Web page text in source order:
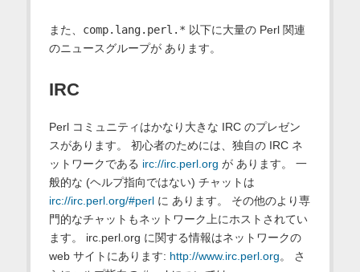
また、 comp.lang.perl.* 以下に大量の Perl 関連
のニュースグループが あります。
IRC
Perl コミュニティはかなり大きな IRC のプレゼン
スがあります。 初心者のためには、独自の IRC ネ
ットワークである irc://irc.perl.org が あります。 一
般的な (ヘルプ指向ではない) チャットは
irc://irc.perl.org/#perlに あります。 その他のより専
門的なチャットもネットワーク上にホストされてい
ます。 irc.perl.org に関する情報はネットワークの
web サイトにあります: http://www.irc.perl.org。 さ